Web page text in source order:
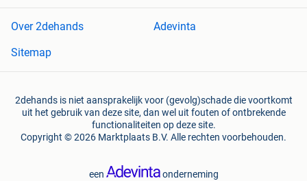
Over 2dehands
Adevinta
Sitemap
2dehands is niet aansprakelijk voor (gevolg)schade die voortkomt
uit het gebruik van deze site, dan wel uit fouten of ontbrekende
functionaliteiten op deze site.
Copyright © 2026 Marktplaats B.V. Alle rechten voorbehouden.
een onderneming